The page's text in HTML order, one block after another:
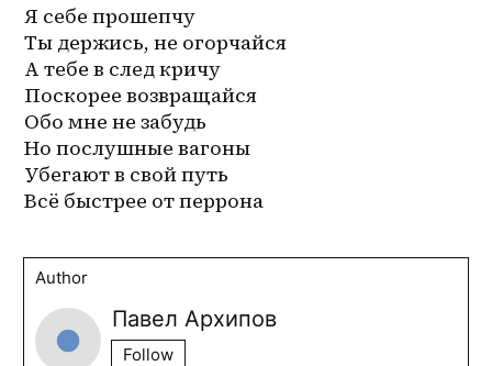
Я себе прошепчу
Ты держись, не огорчайся
А тебе в след кричу
Поскорее возвращайся
Обо мне не забудь
Но послушные вагоны
Убегают в свой путь
Всё быстрее от перрона
Author
Павел Архипов
Follow